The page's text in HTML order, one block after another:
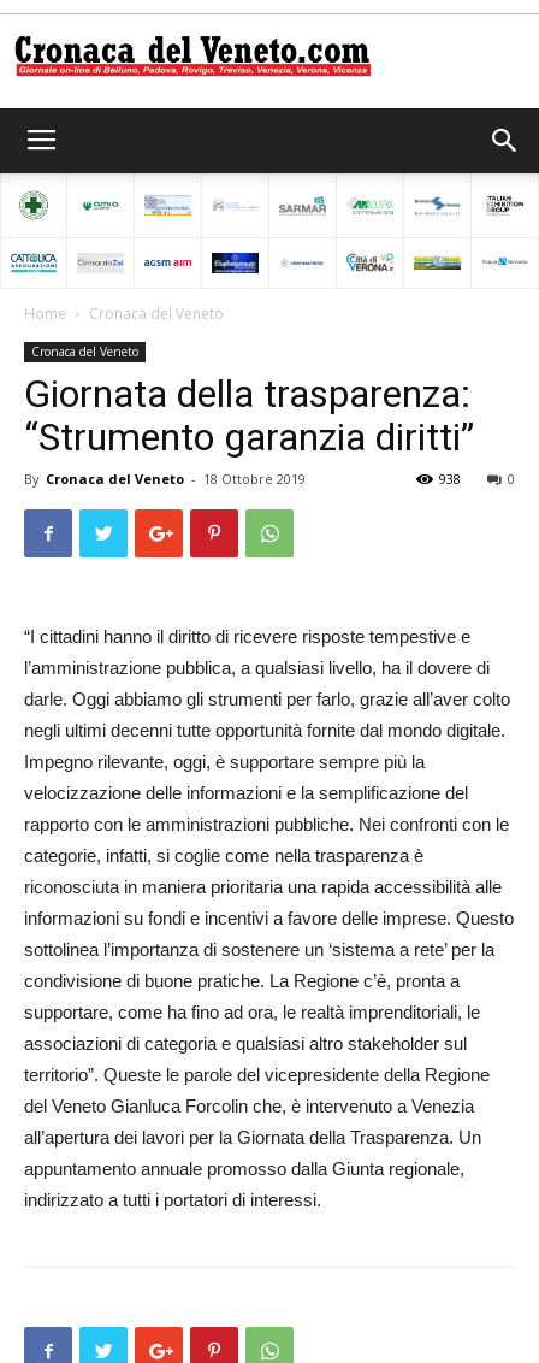
del
Home Cronaca del Veneto
Cronaca del Veneto
Giornata della trasparenza:
“Strumento garanzia diritti”
By Cronaca del Veneto - 18 Ottobre 2019 0
938
“I cittadini hanno il diritto di ricevere risposte tempestive e
l’amministrazione pubblica, a qualsiasi livello, ha il dovere di
darle. Oggi abbiamo gli strumenti per farlo, grazie all’aver colto
negli ultimi decenni tutte opportunità fornite dal mondo digitale.
Impegno rilevante, oggi, è supportare sempre più la
velocizzazione delle informazioni e la semplificazione del
rapporto con le amministrazioni pubbliche. Nei confronti con le
categorie, infatti, si coglie come nella trasparenza è
riconosciuta in maniera prioritaria una rapida accessibilità alle
informazioni su fondi e incentivi a favore delle imprese. Questo
sottolinea l’importanza di sostenere un ‘sistema a rete’ per la
condivisione di buone pratiche. La Regione c’è, pronta a
supportare, come ha fino ad ora, le realtà imprenditoriali, le
associazioni di categoria e qualsiasi altro stakeholder sul
territorio”. Queste le parole del vicepresidente della Regione
del Veneto Gianluca Forcolin che, è intervenuto a Venezia
all’apertura dei lavori per la Giornata della Trasparenza. Un
appuntamento annuale promosso dalla Giunta regionale,
indirizzato a tutti i portatori di interessi.